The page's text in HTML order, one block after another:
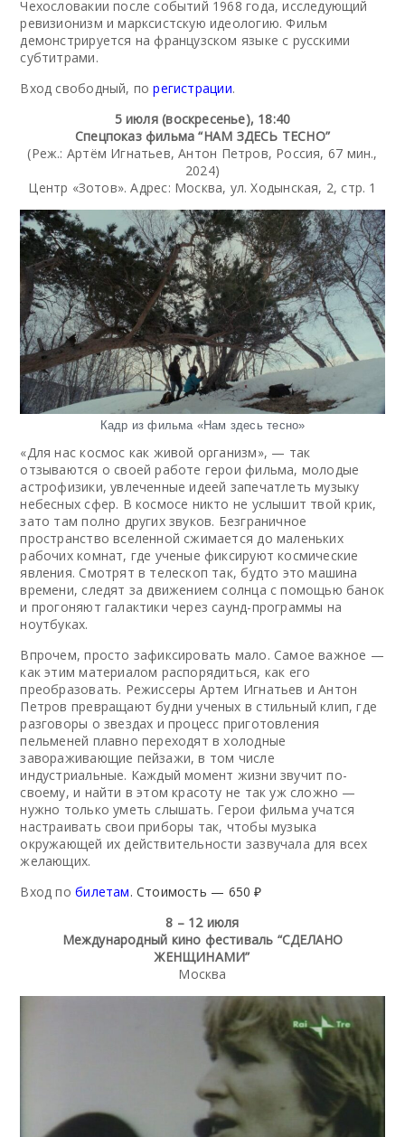
Чехословакии после событий 1968 года, исследующий
ревизионизм и марксистскую идеологию. Фильм
демонстрируется на французском языке с русскими
субтитрами.
Вход свободный, порегистрации.
5 июля (воскресенье), 18:40
Спецпоказ фильма “НАМ ЗДЕСЬ ТЕСНО”
(Реж.: Артём Игнатьев, Антон Петров, Россия, 67 мин.,
2024)
Центр «Зотов». Адрес: Москва, ул. Ходынская, 2, стр. 1
Кадр из фильма «Нам здесь тесно»
«Для нас космос как живой организм», — так
отзываются о своей работе герои фильма, молодые
астрофизики, увлеченные идеей запечатлеть музыку
небесных сфер. В космосе никто не услышит твой крик,
зато там полно других звуков. Безграничное
пространство вселенной сжимается до маленьких
рабочих комнат, где ученые фиксируют космические
явления. Смотрят в телескоп так, будто это машина
времени, следят за движением солнца с помощью банок
и прогоняют галактики через саунд-программы на
ноутбуках.
Впрочем, просто зафиксировать мало. Самое важное —
как этим материалом распорядиться, как его
преобразовать. Режиссеры Артем Игнатьев и Антон
Петров превращают будни ученых в стильный клип, где
разговоры о звездах и процесс приготовления
пельменей плавно переходят в холодные
завораживающие пейзажи, в том числе
индустриальные. Каждый момент жизни звучит по-
своему, и найти в этом красоту не так уж сложно —
нужно только уметь слышать. Герои фильма учатся
настраивать свои приборы так, чтобы музыка
окружающей их действительности зазвучала для всех
желающих.
Вход побилетам. Стоимость — 650 ₽
8 – 12 июля
Международный кино фестиваль “СДЕЛАНО
ЖЕНЩИНАМИ”
Москва